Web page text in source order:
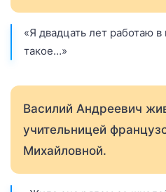
«Я двадцать лет работаю
такое…»
Василий Андреевич
учительницей
Михайловной.